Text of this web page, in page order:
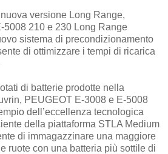
versione Long Range,
5008 210 e 230 Long Range
sistema di precondizionamento
di ottimizzare i tempi di ricarica
di batterie prodotte nella
PEUGEOT E-3008 e E-5008
dell’eccellenza tecnologica
della piattaforma STLA Medium
di immagazzinare una maggiore
ruote con una batteria più sottile di